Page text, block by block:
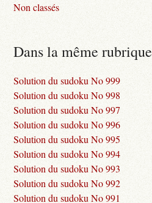
Non classés
Dans la même rubrique
Solution du sudoku No 999
Solution du sudoku No 998
Solution du sudoku No 997
Solution du sudoku No 996
Solution du sudoku No 995
Solution du sudoku No 994
Solution du sudoku No 993
Solution du sudoku No 992
Solution du sudoku No 991